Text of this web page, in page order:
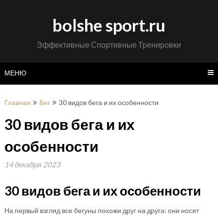
bolshe sport.ru
Эффективные Спортивные Тренировки
МЕНЮ
Главная Бег 30 видов бега и их особенности
30 видов бега и их
особенности
14 декабря 2023
30 видов бега и их особенности
На первый взгляд все бегуны похожи друг на друга: они носят